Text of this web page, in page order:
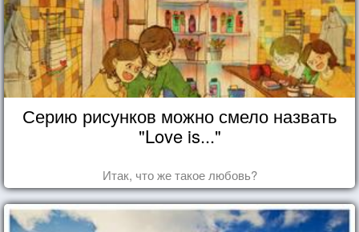
Серию рисунков можно смело назвать
"Love is..."
Итак, что же такое любовь?